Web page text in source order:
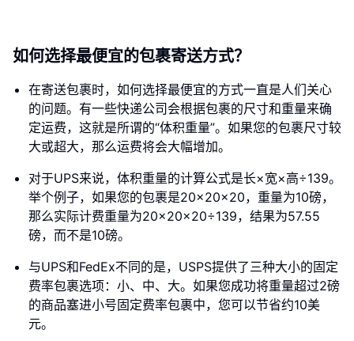
如何选择最便宜的包裹寄送方式？
在寄送包裹时，如何选择最便宜的方式一直是人们关心
的问题。有一些快递公司会根据包裹的尺寸和重量来确
定运费，这就是所谓的“体积重量”。如果您的包裹尺寸较
大或超大，那么运费将会大幅增加。
对于UPS来说，体积重量的计算公式是长×宽×高÷139。
举个例子，如果您的包裹是20×20×20，重量为10磅，
那么实际计费重量为20×20×20÷139，结果为57.55
磅，而不是10磅。
与UPS和FedEx不同的是，USPS提供了三种大小的固定
费率包裹选项：小、中、大。如果您成功将重量超过2磅
的商品塞进小号固定费率包裹中，您可以节省约10美
元。